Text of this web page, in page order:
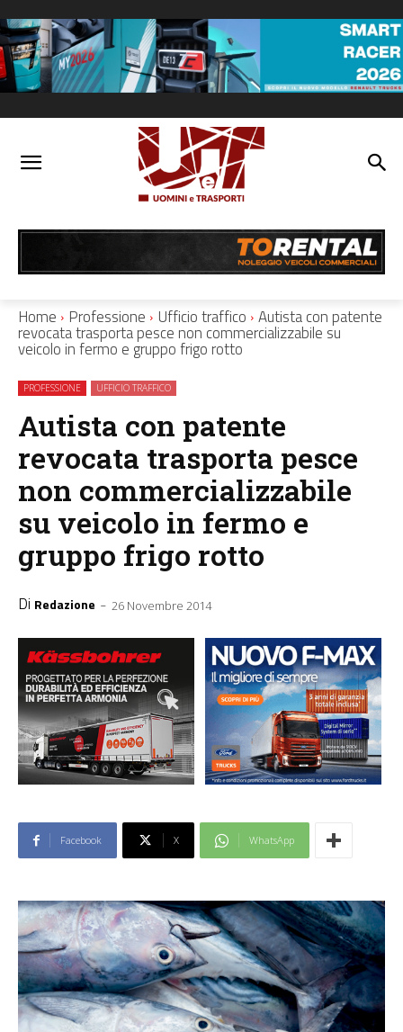
Home Professione Ufficio traffico Autista con patente
revocata trasporta pesce non commercializzabile su
veicolo in fermo e gruppo frigo rotto
PROFESSIONE UFFICIO TRAFFICO
Autista con patente
revocata trasporta pesce
non commercializzabile
su veicolo in fermo e
gruppo frigo rotto
Di Redazione - 26 Novembre 2014
Facebook X WhatsApp